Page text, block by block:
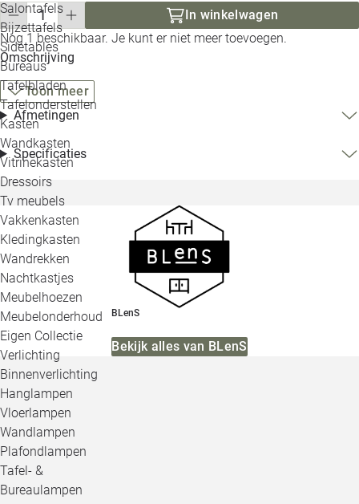
Salontafels
Bijzettafels
Sidetables
Bureaus
Tafelbladen
Tafelonderstellen
Kasten
Wandkasten
Vitrinekasten
Dressoirs
Tv meubels
Vakkenkasten
Kledingkasten
Wandrekken
Nachtkastjes
Meubelhoezen
Meubelonderhoud
Eigen Collectie
Verlichting
Binnenverlichting
Hanglampen
Vloerlampen
Wandlampen
Plafondlampen
Tafel- &
Bureaulampen
In winkelwagen
Nog 1 beschikbaar. Je kunt er niet meer toevoegen.
Omschrijving
Toon meer
Afmetingen
Specificaties
BLenS
Bekijk alles van BLenS